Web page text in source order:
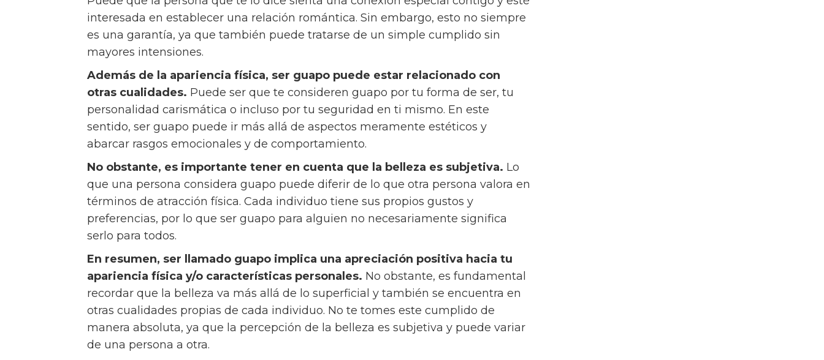
interesada en establecer una relación romántica. Sin embargo, esto no siempre
es una garantía, ya que también puede tratarse de un simple cumplido sin
mayores intensiones.
Además de la apariencia física, ser guapo puede estar relacionado con
otras cualidades. Puede ser que te consideren guapo por tu forma de ser, tu
personalidad carismática o incluso por tu seguridad en ti mismo. En este
sentido, ser guapo puede ir más allá de aspectos meramente estéticos y
abarcar rasgos emocionales y de comportamiento.
No obstante, es importante tener en cuenta que la belleza es subjetiva. Lo
que una persona considera guapo puede diferir de lo que otra persona valora en
términos de atracción física. Cada individuo tiene sus propios gustos y
preferencias, por lo que ser guapo para alguien no necesariamente significa
serlo para todos.
En resumen, ser llamado guapo implica una apreciación positiva hacia tu
apariencia física y/o características personales. No obstante, es fundamental
recordar que la belleza va más allá de lo superficial y también se encuentra en
otras cualidades propias de cada individuo. No te tomes este cumplido de
manera absoluta, ya que la percepción de la belleza es subjetiva y puede variar
de una persona a otra.